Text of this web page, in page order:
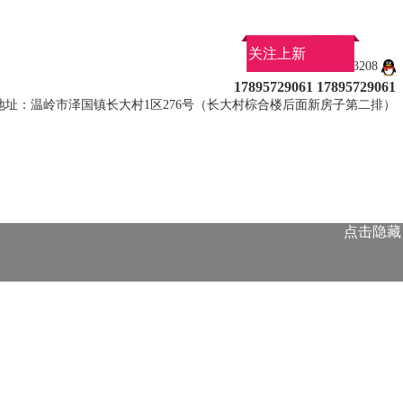
QQ：3228763208
17895729061 17895729061
址：温岭市泽国镇长大村1区276号（长大村棕合楼后面新房子第二排）
关注上新
点击隐藏